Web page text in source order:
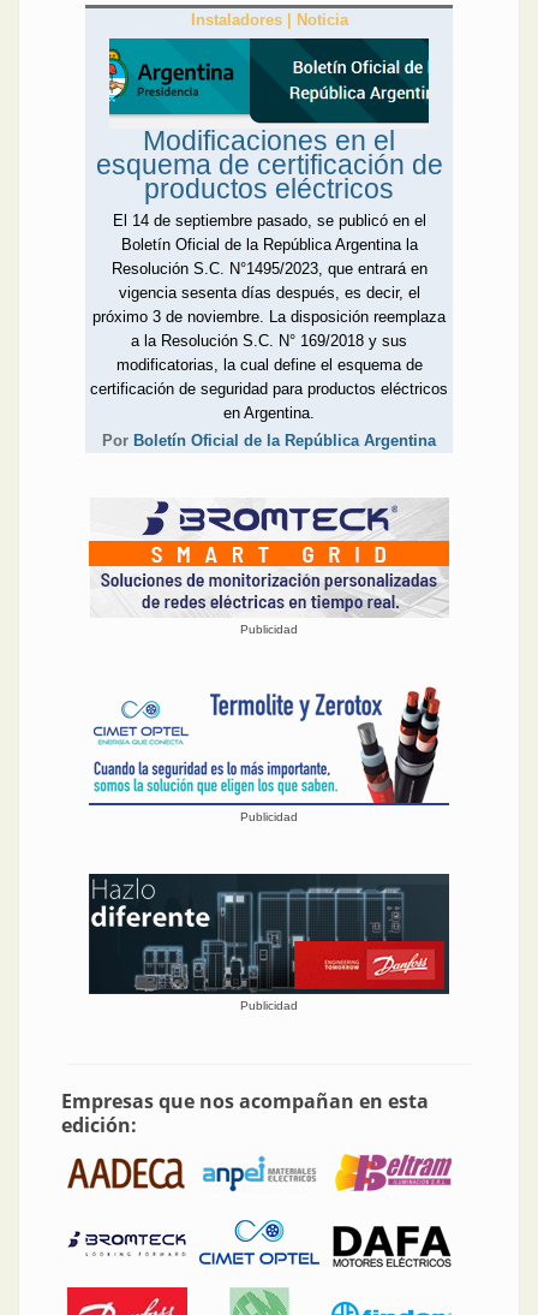
Instaladores | Noticia
Modificaciones en el
esquema de certificación de
productos eléctricos
El 14 de septiembre pasado, se publicó en el
Boletín Oficial de la República Argentina la
Resolución S.C. N°1495/2023, que entrará en
vigencia sesenta días después, es decir, el
próximo 3 de noviembre. La disposición reemplaza
a la Resolución S.C. N° 169/2018 y sus
modificatorias, la cual define el esquema de
certificación de seguridad para productos eléctricos
en Argentina.
Por Boletín Oficial de la República Argentina
Publicidad
Publicidad
Publicidad
Empresas que nos acompañan en esta
edición: